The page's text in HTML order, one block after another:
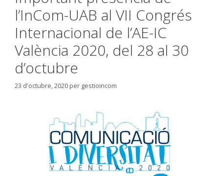
l’InCom-UAB al VII Congrés
Internacional de l’AE-IC
València 2020, del 28 al 30
d’octubre
23 d'octubre, 2020per gestioincom